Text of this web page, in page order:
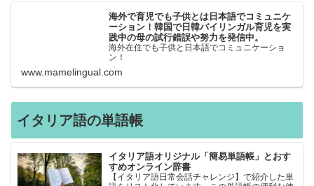
海外で育児でも子供とは日本語でコミュニケ
ーション！韓国で日韓バイリンガル育児を実
践中の母の試行錯誤や努力を発信中。
海外在住でも子供と日本語でコミュニケーショ
ン！
www.mamelingual.com
イタリア語の単語帳
イタリア語オリジナル「簡易単語帳」とおす
すめオンライン辞書
【イタリア語日常会話チャレンジ】で紹介した単